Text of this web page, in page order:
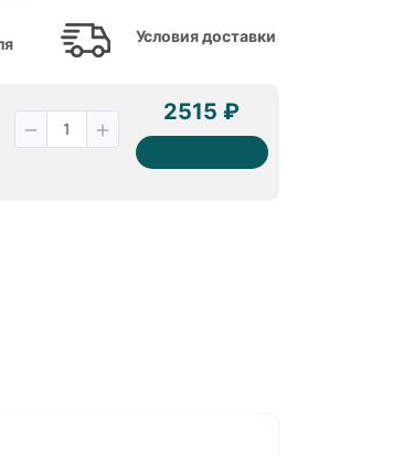
Условия доставки
2515 ₽